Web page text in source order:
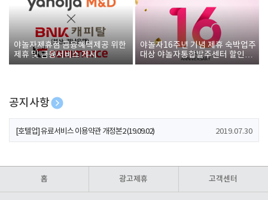
야놀자제휴점 금융혜택제공 위한
제휴 및 금융서비스 게시
야놀자16주년 기념 제휴 숙박업주
대상 야놀자통합발주센터 할인쿠
폰 증정
공지사항
[호텔업] 개인정보 처리방침 개정본1 (19.09.02)
[호텔업] 유료서비스 이용약관 개정본2 (19.09.02) 2019.07.30
홈 광고제휴 고객센터